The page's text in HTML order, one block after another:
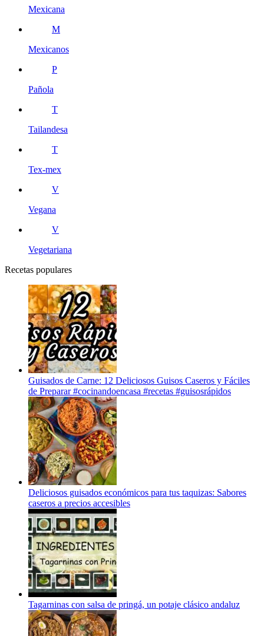
Mexicana
M
Mexicanos
P
Pañola
T
Tailandesa
T
Tex-mex
V
Vegana
V
Vegetariana
Recetas populares
Guisados de Carne: 12 Deliciosos Guisos Caseros y Fáciles
de Preparar #cocinandoencasa #recetas #guisosrápidos
Deliciosos guisados económicos para tus taquizas: Sabores
caseros a precios accesibles
Tagarninas con salsa de pringá, un potaje clásico andaluz